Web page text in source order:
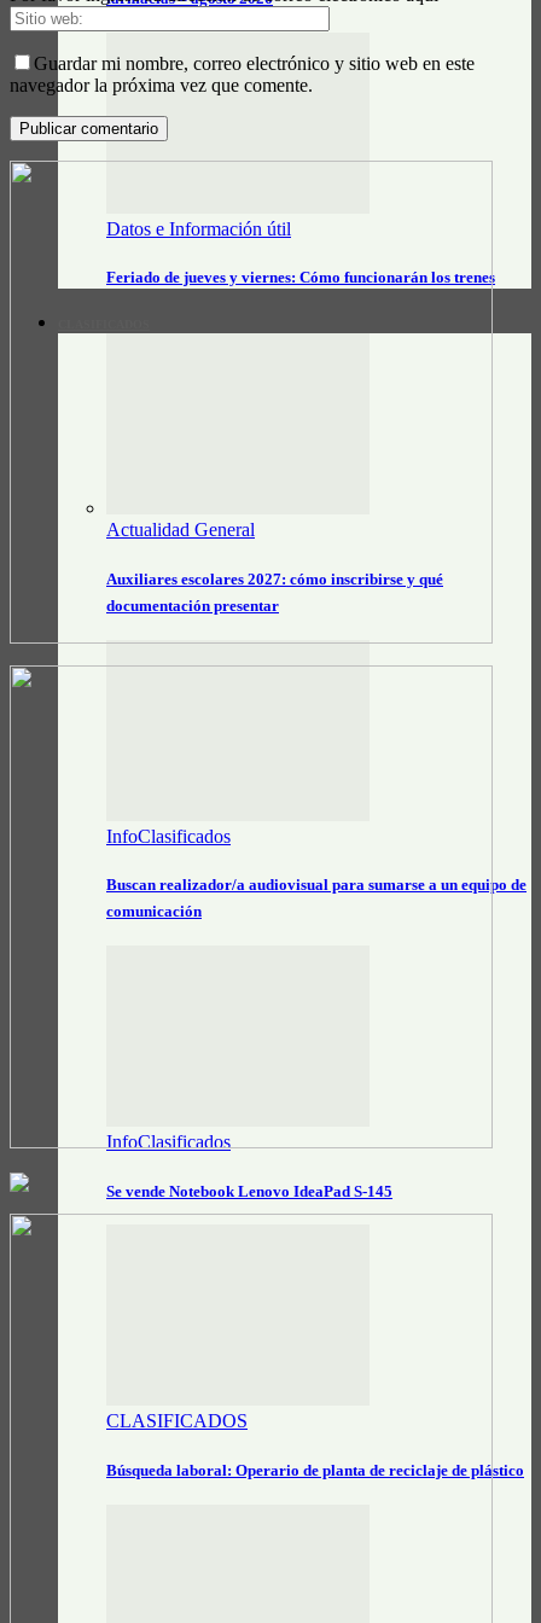
Datos e Información útil
Feriado de jueves y viernes: Cómo funcionarán los trenes
Actualidad General
Auxiliares escolares 2027: cómo inscribirse y qué
documentación presentar
InfoClasificados
Buscan realizador/a audiovisual para sumarse a un equipo de
comunicación
InfoClasificados
Se vende Notebook Lenovo IdeaPad S-145
CLASIFICADOS
Búsqueda laboral: Operario de planta de reciclaje de plástico
Guardar mi nombre, correo electrónico y sitio web en este
navegador la próxima vez que comente.